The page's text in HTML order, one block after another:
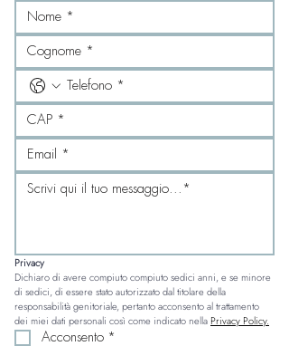
Privacy
Dichiaro di avere compiuto compiuto sedici anni, e se minore
di sedici, di essere stato autorizzato dal titolare della
responsabilità genitoriale, pertanto acconsento al trattamento
dei miei dati personali così come indicato nella Privacy Policy.
Acconsento *